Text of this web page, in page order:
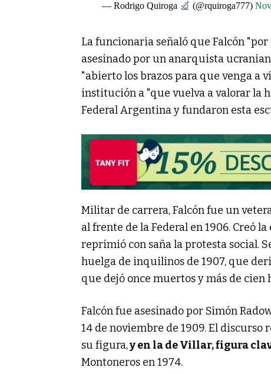
— Rodrigo Quiroga (@rquiroga777)
La funcionaria señaló que Falcón
asesinado por un anarquista
"abierto los brazos para que venga a
institución a "que vuelva a valorar la
Federal Argentina y fundaron esta
Militar de carrera, Falcón fue un
al frente de la Federal en 1906. Creó
reprimió con saña la protesta social.
huelga de inquilinos de 1907, que
que dejó once muertos y más de cien
Falcón fue asesinado por Simón
14 de noviembre de 1909. El
su figura,y en la de Villar, figura
Montoneros en 1974.